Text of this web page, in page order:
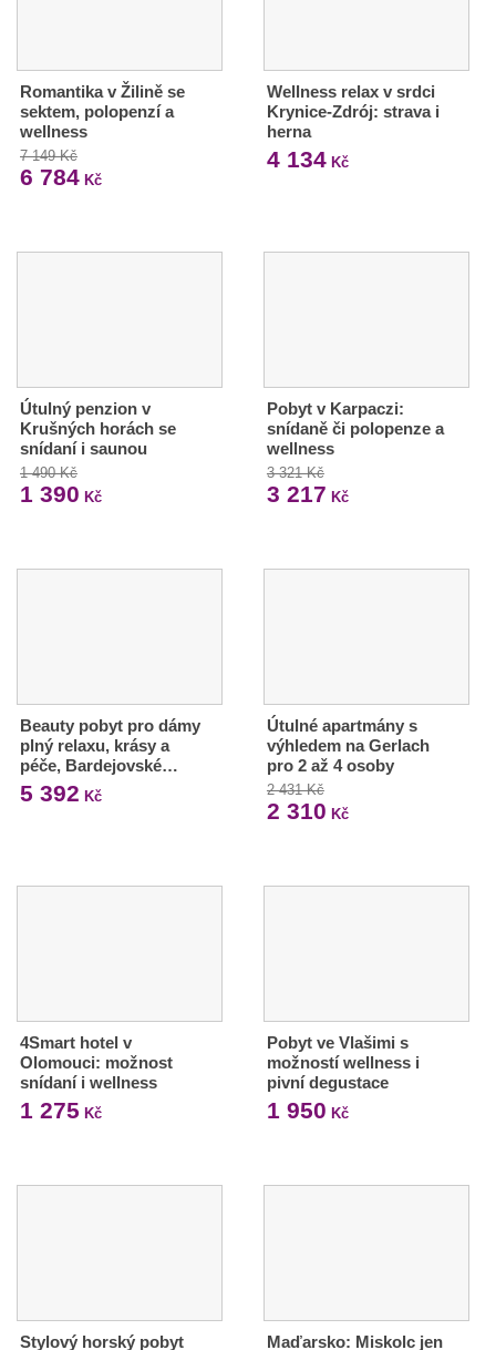
Romantika v Žilině se
sektem, polopenzí a
wellness
7 149 Kč
6 784 Kč
Wellness relax v srdci
Krynice-Zdrój: strava i
herna
4 134Kč
Útulný penzion v
Krušných horách se
snídaní i saunou
1 490 Kč
1 390 Kč
Pobyt v Karpaczi:
snídaně či polopenze a
wellness
3 321 Kč
3 217 Kč
Beauty pobyt pro dámy
plný relaxu, krásy a
péče, Bardejovské…
5 392 Kč
Útulné apartmány s
výhledem na Gerlach
pro 2 až 4 osoby
2 431 Kč
2 310 Kč
4Smart hotel v
Olomouci: možnost
snídaní i wellness
1 275 Kč
Pobyt ve Vlašimi s
možností wellness i
pivní degustace
1 950 Kč
Stylový horský pobyt Maďarsko: Miskolc jen